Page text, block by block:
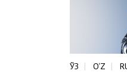
ЎЗ O‘Z